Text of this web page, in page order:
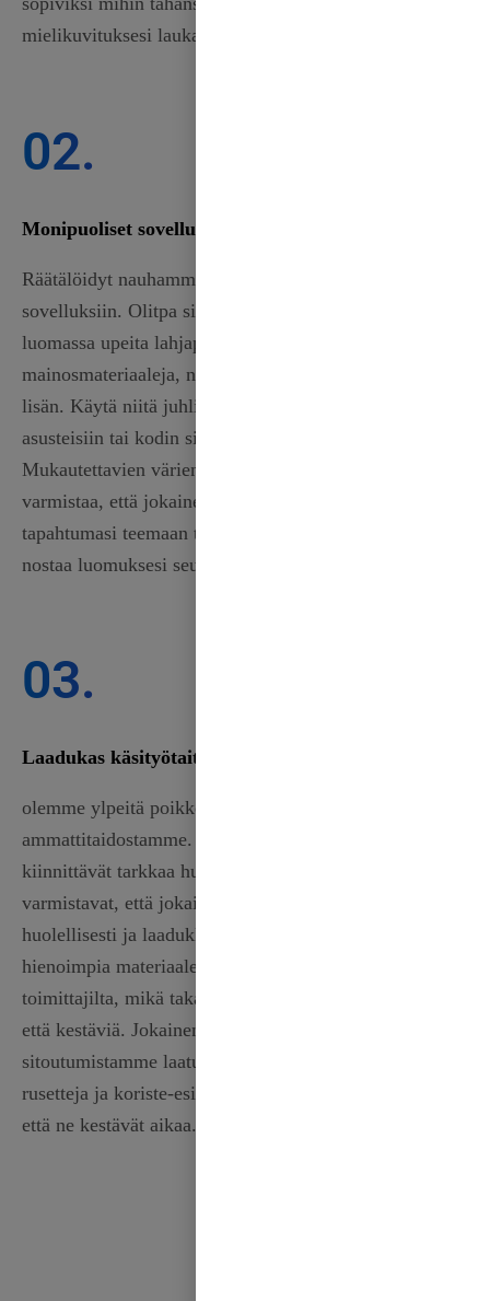
mielikuvituksesi laukata ja luo todella.
02.
Monipuoliset sovellukset
Räätälöidyt nauhamme sopivat monenlaisiin
sovelluksiin. Olitpa sitten koristelemassa häitä,
luomassa upeita lahjapakkauksia tai suunnittelemassa
mainosmateriaaleja, nauhamme tuovat ainutlaatuisen
lisän. Käytä niitä juhlien suosikkeihin, yksilöllisiin
asusteisiin tai kodin sisustuksen parantamiseen.
Mukautettavien värien ja mallien ansiosta voit
varmistaa, että jokainen nauha sopii saumattomasti
tapahtumasi teemaan tai projektisi vaatimuksiin ja
nostaa luomuksesi seuraavalle tasolle.
03.
Laadukas käsityötaito
olemme ylpeitä poikkeuksellisesta
ammattitaidostamme. Ammattitaitoiset käsityöläisemme
kiinnittävät tarkkaa huomiota yksityiskohtiin ja
varmistavat, että jokainen nauha valmistetaan
huolellisesti ja laadukkaasti. Käytämme vain
hienoimpia materiaaleja, jotka on hankittu luotettavilta
toimittajilta, mikä takaa, että nauhasi ovat sekä ylellisiä
että kestäviä. Jokainen kappale kuvastaa
sitoutumistamme laatuun, joten voit luoda kauniita
rusetteja ja koriste-esineitä luottavaisin mielin tietäen,
että ne kestävät aikaa.